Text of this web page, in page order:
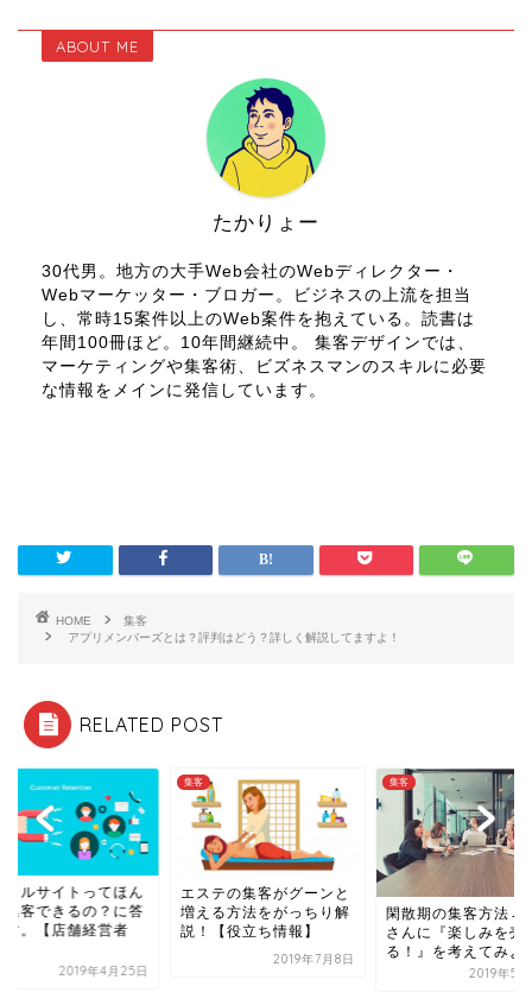
ABOUT ME
たかりょー
30代男。地方の大手Web会社のWebディレクター・
Webマーケッター・ブロガー。ビジネスの上流を担当
し、常時15案件以上のWeb案件を抱えている。読書は
年間100冊ほど。10年間継続中。 集客デザインでは、
マーケティングや集客術、ビズネスマンのスキルに必要
な情報をメインに発信しています。
HOME
集客
アプリメンバーズとは？評判はどう？詳しく解説してますよ！
RELATED POST
タルサイトってほん
集客できるの？に答
す。【店舗経営者
2019年4月25日
集客
エステの集客がグーンと
増える方法をがっちり解
説！【役立ち情報】
2019年7月8日
集客
閑散期の集客方法→
さんに『楽しみを売
る！』を考えてみよ
2019年5